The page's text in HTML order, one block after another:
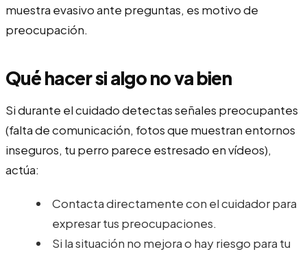
muestra evasivo ante preguntas, es motivo de
preocupación.
Qué hacer si algo no va bien
Si durante el cuidado detectas señales preocupantes
(falta de comunicación, fotos que muestran entornos
inseguros, tu perro parece estresado en vídeos),
actúa:
Contacta directamente con el cuidador para
expresar tus preocupaciones.
Si la situación no mejora o hay riesgo para tu